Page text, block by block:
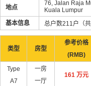
地点
76, Jalan Raja
Kuala Lumpur
基本信息
总户数211户（共
类型 房型
参考价格
(RMB)
Type
A7
一房
一厅
161 万元